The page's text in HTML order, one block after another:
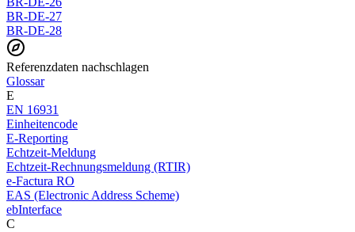
BR-DE-27
BR-DE-28
Referenzdaten nachschlagen
Glossar
E
EN 16931
Einheitencode
E-Reporting
Echtzeit-Meldung
Echtzeit-Rechnungsmeldung (RTIR)
e-Factura RO
EAS (Electronic Address Scheme)
ebInterface
C